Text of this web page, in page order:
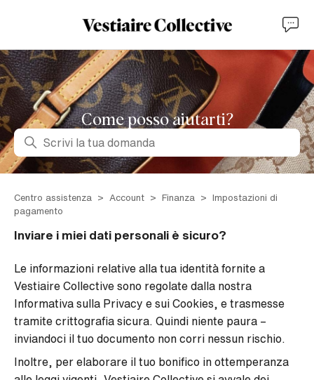
Come posso aiutarti?
Ricerca
Centro assistenza Account Finanza
Impostazioni di
pagamento
Inviare i miei dati personali è sicuro?
Le informazioni relative alla tua identità fornite a
Vestiaire Collective sono regolate dalla nostra
Informativa sulla Privacy e sui Cookies, e trasmesse
tramite crittografia sicura. Quindi niente paura –
inviandoci il tuo documento non corri nessun rischio.
Inoltre, per elaborare il tuo bonifico in ottemperanza